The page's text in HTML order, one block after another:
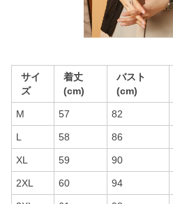
サイ
ズ
着丈
(cm)
バスト
(cm)
M 57 82
L 58 86
XL 59 90
2XL 60 94